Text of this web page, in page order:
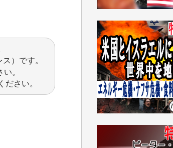
）です。
。
さい。